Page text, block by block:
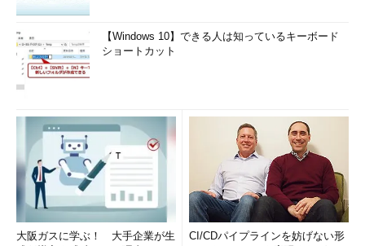
【Windows 10】できる人は知っているキーボード
ショートカット
大阪ガスに学ぶ！ 大手企業が生
CI/CDパイプラインを妨げない形